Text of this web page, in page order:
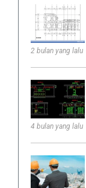
2 bulan yang lalu
4 bulan yang lalu